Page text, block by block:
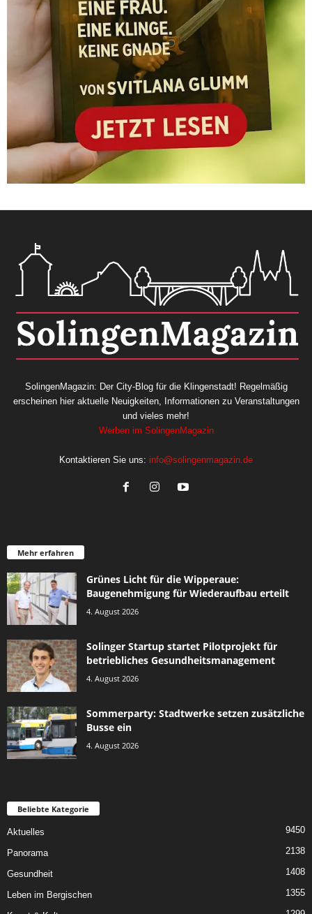
SolingenMagazin: Der City-Blog für die Klingenstadt! Regelmäßig
erscheinen hier aktuelle Neuigkeiten, Informationen zu Veranstaltungen
und vieles mehr!
Werben im SolingenMagazin
Kontaktieren Sie uns: info@solingenmagazin.de
Mehr erfahren
Grünes Licht für die Wipperaue:
Baugenehmigung für Wiederaufbau erteilt
4. August 2026
Solinger Startup startet Pilotprojekt für
betriebliches Gesundheitsmanagement
4. August 2026
Sommerparty: Stadtwerke setzen zusätzliche
Busse ein
4. August 2026
Beliebte Kategorie
Aktuelles 9450
Panorama 2138
Gesundheit 1408
Leben im Bergischen 1355